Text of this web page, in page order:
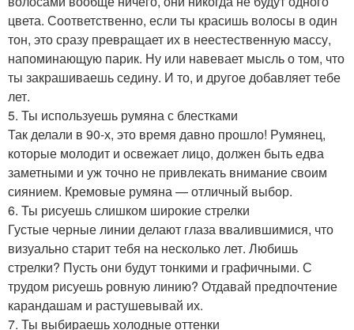
цвета. Соответственно, если ты красишь волосы в один
тон, это сразу превращает их в неестественную массу,
напоминающую парик. Ну или навевает мысль о том, что
ты закрашиваешь седину. И то, и другое добавляет тебе
лет.
5. Ты используешь румяна с блестками
Так делали в 90-х, это время давно прошло! Румянец,
которые молодит и освежает лицо, должен быть едва
заметными и уж точно не привлекать внимание своим
сиянием. Кремовые румяна — отличный выбор.
6. Ты рисуешь слишком широкие стрелки
Густые черные линии делают глаза ввалившимися, что
визуально старит тебя на несколько лет. Любишь
стрелки? Пусть они будут тонкими и графичными. С
трудом рисуешь ровную линию? Отдавай предпочтение
карандашам и растушевывай их.
7. Ты выбираешь холодные оттенки